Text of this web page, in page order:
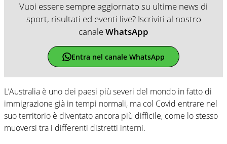
Vuoi essere sempre aggiornato su ultime news di
sport, risultati ed eventi live? Iscriviti al nostro
canaleWhatsApp
Entra nel canale WhatsApp
L’Australia è uno dei paesi più severi del mondo in fatto di
immigrazione già in tempi normali, ma col Covid entrare nel
suo territorio è diventato ancora più difficile, come lo stesso
muoversi tra i differenti distretti interni.